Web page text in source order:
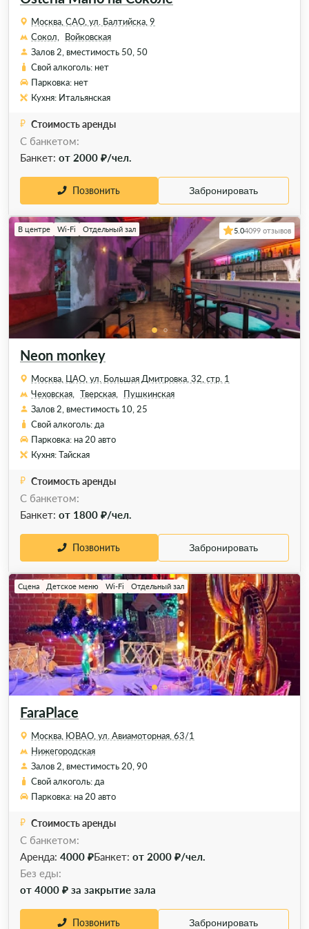
Москва, САО, ул. Балтийска, 9
Сокол,
Войковская
Залов 2, вместимость 50, 50
Свой алкоголь: нет
Парковка: нет
Кухня: Итальянская
Стоимость аренды
С банкетом:
Банкет: от 2000 ₽/чел.
Позвонить Забронировать
Neon monkey
В центре Wi-Fi Отдельный зал 5.04099 отзывов
Москва, ЦАО, ул. Большая Дмитровка, 32, стр. 1
Чеховская,
Тверская,
Пушкинская
Залов 2, вместимость 10, 25
Свой алкоголь: да
Парковка: на 20 авто
Кухня: Тайская
Стоимость аренды
С банкетом:
Банкет: от 1800 ₽/чел.
Позвонить Забронировать
FaraPlace
Сцена Детское меню Wi-Fi Отдельный зал
Москва, ЮВАО, ул. Авиамоторная, 63/1
Нижегородская
Залов 2, вместимость 20, 90
Свой алкоголь: да
Парковка: на 20 авто
Стоимость аренды
С банкетом:
Аренда: 4000 ₽Банкет: от 2000 ₽/чел.
Без еды:
от 4000 ₽ за закрытие зала
Позвонить Забронировать